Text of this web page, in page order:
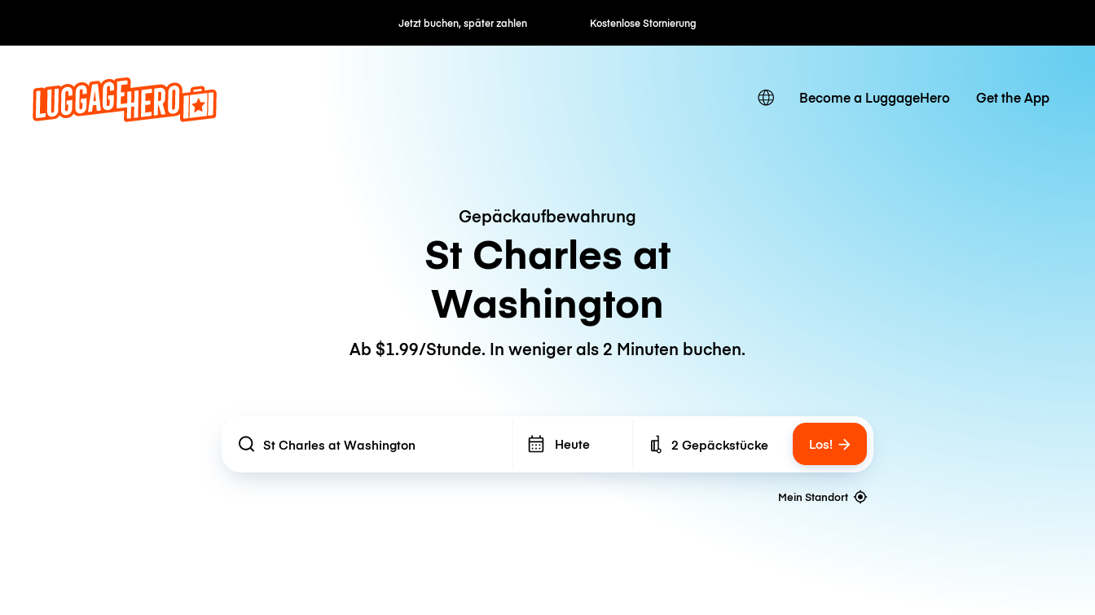
Jetzt buchen, später zahlen Kostenlose Stornierung Stunden- / Tagestarife
Become a LuggageHero Get the App
Gepäckaufbewahrung
St Charles at
Washington
Ab $1.99/Stunde. In weniger als 2 Minuten buchen.
Location Heute Number of bags
2 Gepäckstücke Los!
Mein Standort